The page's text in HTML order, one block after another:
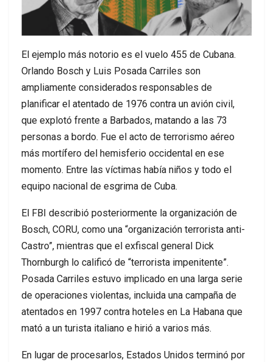
El ejemplo más notorio es el vuelo 455 de Cubana.
Orlando Bosch y Luis Posada Carriles son
ampliamente considerados responsables de
planificar el atentado de 1976 contra un avión civil,
que explotó frente a Barbados, matando a las 73
personas a bordo. Fue el acto de terrorismo aéreo
más mortífero del hemisferio occidental en ese
momento. Entre las víctimas había niños y todo el
equipo nacional de esgrima de Cuba.
El FBI describió posteriormente la organización de
Bosch, CORU, como una “organización terrorista anti-
Castro”, mientras que el exfiscal general Dick
Thornburgh lo calificó de “terrorista impenitente”.
Posada Carriles estuvo implicado en una larga serie
de operaciones violentas, incluida una campaña de
atentados en 1997 contra hoteles en La Habana que
mató a un turista italiano e hirió a varios más.
En lugar de procesarlos, Estados Unidos terminó por